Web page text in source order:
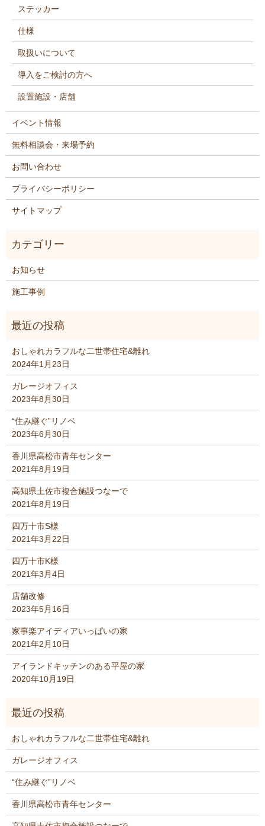
ステッカー
仕様
取扱いについて
導入をご検討の方へ
設置施設・店舗
イベント情報
無料相談会・来場予約
お問い合わせ
プライバシーポリシー
サイトマップ
お知らせ
施工事例
おしゃれカラフルな二世帯住宅&離れ
2024年1月23日
ガレージオフィス
2023年8月30日
“住み継ぐ”リノベ
2023年6月30日
香川県高松市青年センター
2021年8月19日
高知県土佐市複合施設つなーで
2021年8月19日
四万十市S様
2021年3月22日
四万十市K様
2021年3月4日
店舗改修
2023年5月16日
家事楽アイディアいっぱいの家
2021年2月10日
アイランドキッチンのある平屋の家
2020年10月19日
おしゃれカラフルな二世帯住宅&離れ
ガレージオフィス
“住み継ぐ”リノベ
香川県高松市青年センター